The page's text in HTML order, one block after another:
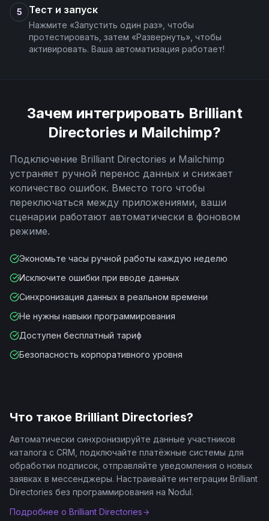
5 Тест и запуск
Нажмите «Запустить один раз», чтобы
протестировать, затем «Развернуть», чтобы
активировать. Ваша автоматизация работает!
Зачем интегрировать Brilliant
Directories и Mailchimp?
Подключение Brilliant Directories и Mailchimp
устраняет ручной перенос данных и снижает
количество ошибок. Вместо того чтобы
переключаться между приложениями, ваши
сценарии работают автоматически в фоновом
режиме.
Экономьте часы ручной работы каждую неделю
Исключите ошибки при вводе данных
Синхронизация данных в реальном времени
Не нужны навыки программирования
Доступен бесплатный тариф
Безопасность корпоративного уровня
Что такое Brilliant Directories?
Автоматически синхронизируйте данные участников
каталога с CRM, подключайте платёжные системы для
обработки подписок, отправляйте уведомления о новых
заявках в мессенджеры. Настраивайте интеграции Brilliant
Directories без программирования на Nodul.
Подробнее о Brilliant Directories